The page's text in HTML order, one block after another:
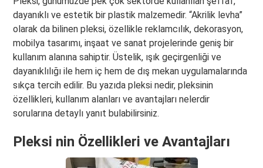
dayanıklı ve estetik bir plastik malzemedir. “Akrilik levha”
olarak da bilinen pleksi, özellikle reklamcılık, dekorasyon,
mobilya tasarımı, inşaat ve sanat projelerinde geniş bir
kullanım alanına sahiptir. Üstelik, ışık geçirgenliği ve
dayanıklılığı ile hem iç hem de dış mekan uygulamalarında
sıkça tercih edilir. Bu yazıda pleksi nedir, pleksinin
özellikleri, kullanım alanları ve avantajları nelerdir
sorularına detaylı yanıt bulabilirsiniz.
Pleksi nin Özellikleri ve Avantajları